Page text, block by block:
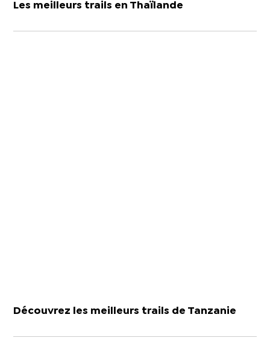
Les meilleurs trails en Thaïlande
Découvrez les meilleurs trails de Tanzanie